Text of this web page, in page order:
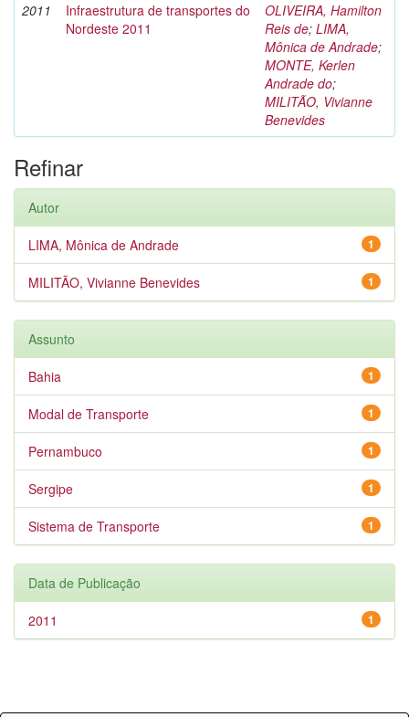
2011
Infraestrutura de transportes do
Nordeste 2011
OLIVEIRA, Hamilton
Reis de; LIMA,
Mônica de Andrade;
MONTE, Kerlen
Andrade do;
MILITÃO, Vivianne
Benevides
Refinar
Autor
1
LIMA, Mônica de Andrade
1
MILITÃO, Vivianne Benevides
Assunto
1
Bahia
1
Modal de Transporte
1
Pernambuco
1
Sergipe
1
Sistema de Transporte
Data de Publicação
1
2011